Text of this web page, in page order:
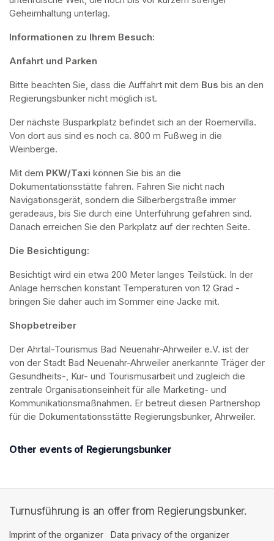
Geheimhaltung unterlag.
Informationen zu Ihrem Besuch:
Anfahrt und Parken
Bitte beachten Sie, dass die Auffahrt mit dem Bus bis an den
Regierungsbunker nicht möglich ist.
Der nächste Busparkplatz befindet sich an der Roemervilla.
Von dort aus sind es noch ca. 800 m Fußweg in die
Weinberge.
Mit dem PKW/Taxi können Sie bis an die
Dokumentationsstätte fahren. Fahren Sie nicht nach
Navigationsgerät, sondern die Silberbergstraße immer
geradeaus, bis Sie durch eine Unterführung gefahren sind.
Danach erreichen Sie den Parkplatz auf der rechten Seite.
Die Besichtigung:
Besichtigt wird ein etwa 200 Meter langes Teilstück. In der
Anlage herrschen konstant Temperaturen von 12 Grad -
bringen Sie daher auch im Sommer eine Jacke mit.
Shopbetreiber
Der Ahrtal-Tourismus Bad Neuenahr-Ahrweiler e.V. ist der
von der Stadt Bad Neuenahr-Ahrweiler anerkannte Träger der
Gesundheits-, Kur- und Tourismusarbeit und zugleich die
zentrale Organisationseinheit für alle Marketing- und
Kommunikationsmaßnahmen. Er betreut diesen Partnershop
für die Dokumentationsstätte Regierungsbunker, Ahrweiler.
Other events of Regierungsbunker
Turnusführung is an offer from Regierungsbunker.
Imprint of the organizer (opens in a new tab)
Data privacy of the organizer